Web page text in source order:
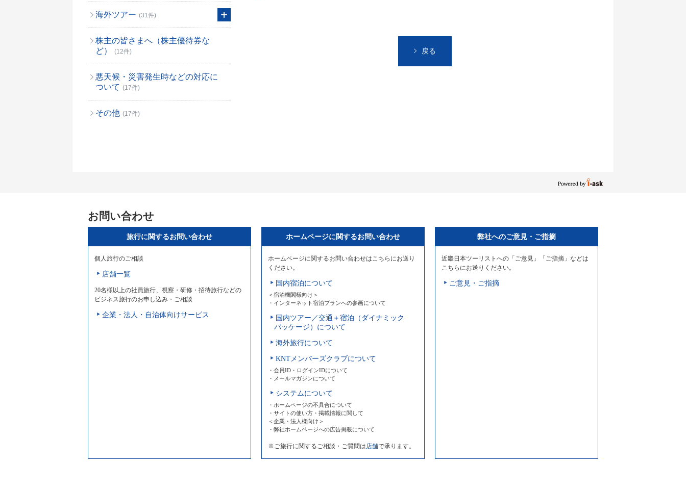
海外ツアー (31件)
株主の皆さまへ（株主優待券な
ど）
(12件)
悪天候・災害発生時などの対応に
ついて (17件)
その他 (17件)
戻る
お問い合わせ
旅行に関するお問い合わせ
個人旅行のご相談
店舗一覧
20名様以上の社員旅行、視察・研修・招待旅行などの
ビジネス旅行のお申し込み・ご相談
企業・法人・自治体向けサービス
ホームページに関するお問い合わせ
ホームページに関するお問い合わせはこちらにお送り
ください。
国内宿泊について
＜宿泊機関様向け＞
・インターネット宿泊プランへの参画について
国内ツアー／交通＋宿泊（ダイナミック
パッケージ）について
海外旅行について
KNTメンバーズクラブについて
・会員ID・ログインIDについて
・メールマガジンについて
システムについて
・ホームページの不具合について
・サイトの使い方・掲載情報に関して
＜企業・法人様向け＞
・弊社ホームページへの広告掲載について
※ご旅行に関するご相談・ご質問は店舗で承ります。
弊社へのご意見・ご指摘
近畿日本ツーリストへの「ご意見」「ご指摘」などは
こちらにお送りください。
ご意見・ご指摘